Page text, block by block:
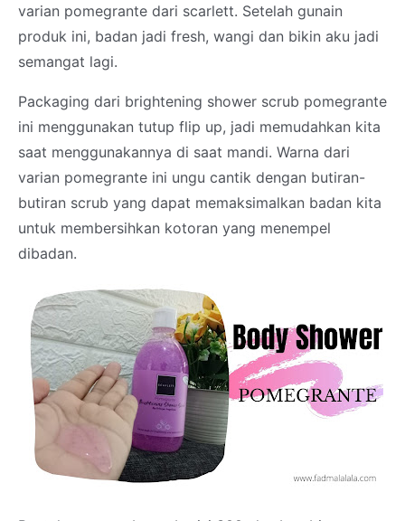
varian pomegrante dari scarlett. Setelah gunain
produk ini, badan jadi fresh, wangi dan bikin aku jadi
semangat lagi.
Packaging dari brightening shower scrub pomegrante
ini menggunakan tutup flip up, jadi memudahkan kita
saat menggunakannya di saat mandi. Warna dari
varian pomegrante ini ungu cantik dengan butiran-
butiran scrub yang dapat memaksimalkan badan kita
untuk membersihkan kotoran yang menempel
dibadan.